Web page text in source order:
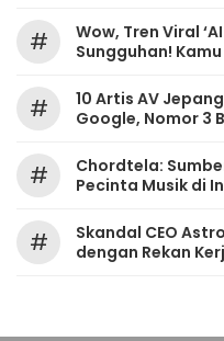
#
Wow, Tren Viral
Sungguhan!
#
10 Artis AV
Google, Nomor 3
#
Chordtela:
Pecinta Musik di
#
Skandal CEO
dengan Rekan